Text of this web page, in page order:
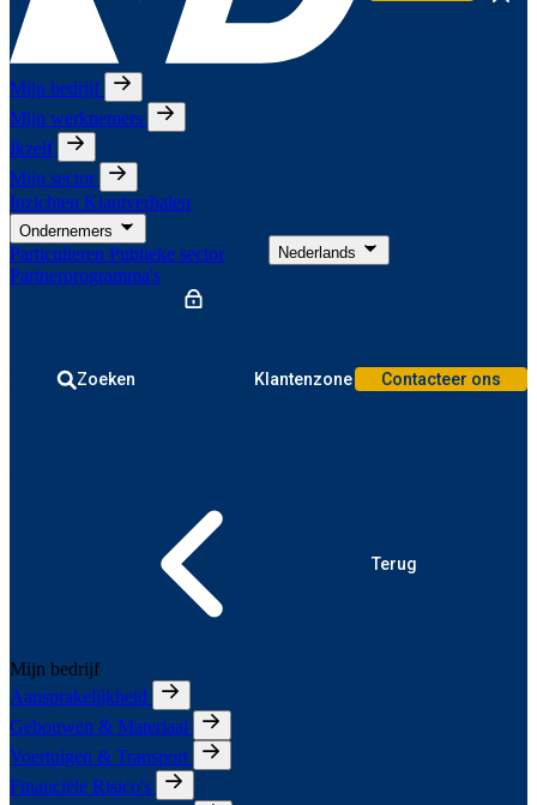
Mijn bedrijf
Mijn werknemers
Ikzelf
Mijn sector
Inzichten Klantverhalen
Ondernemers
Particulieren Publieke sector
Partnerprogramma's
Nederlands
Zoeken Klantenzone Contacteer ons
Terug
Mijn bedrijf
Aansprakelijkheid
Gebouwen & Materiaal
Voertuigen & Transport
Financiële Risico's